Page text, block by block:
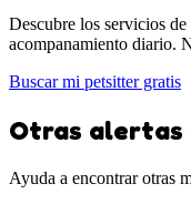
Descubre los servicios
acompanamiento diario.
Buscar mi petsitter gratis
Otras alertas
Ayuda a encontrar otras